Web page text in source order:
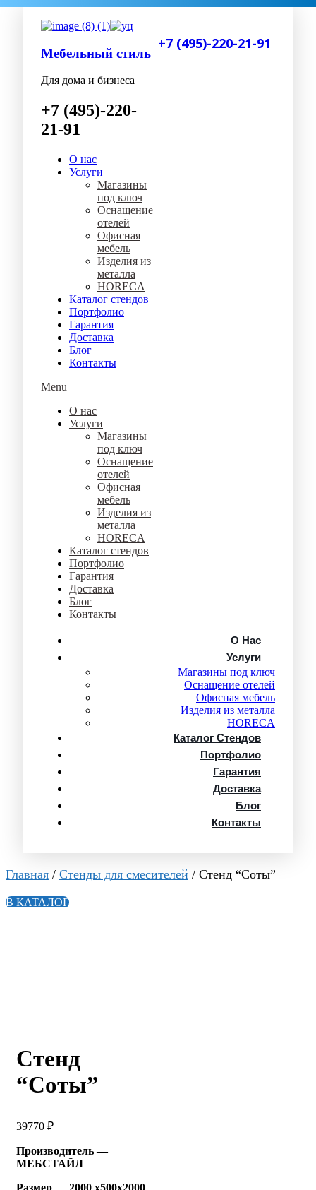
Мебельный стиль
Для дома и бизнеса
+7 (495)-220-
21-91
О нас
Услуги
Магазины
под ключ
Оснащение
отелей
Офисная
мебель
Изделия из
металла
HORECA
Каталог стендов
Портфолио
Гарантия
Доставка
Блог
Контакты
Menu
О нас
Услуги
Магазины
под ключ
Оснащение
отелей
Офисная
мебель
Изделия из
металла
HORECA
Каталог стендов
Портфолио
Гарантия
Доставка
Блог
Контакты
О Нас
Услуги
Магазины под ключ
Оснащение отелей
Офисная мебель
Изделия из металла
HORECA
Каталог Стендов
Портфолио
Гарантия
Доставка
Блог
Контакты
+7 (495)-220-21-91
Главная / Стенды для смесителей / Стенд “Соты”
В КАТАЛОГ
Стенд
“Соты”
39770 ₽
Производитель —
МЕБСТАЙЛ
Размер 2000 х500х2000